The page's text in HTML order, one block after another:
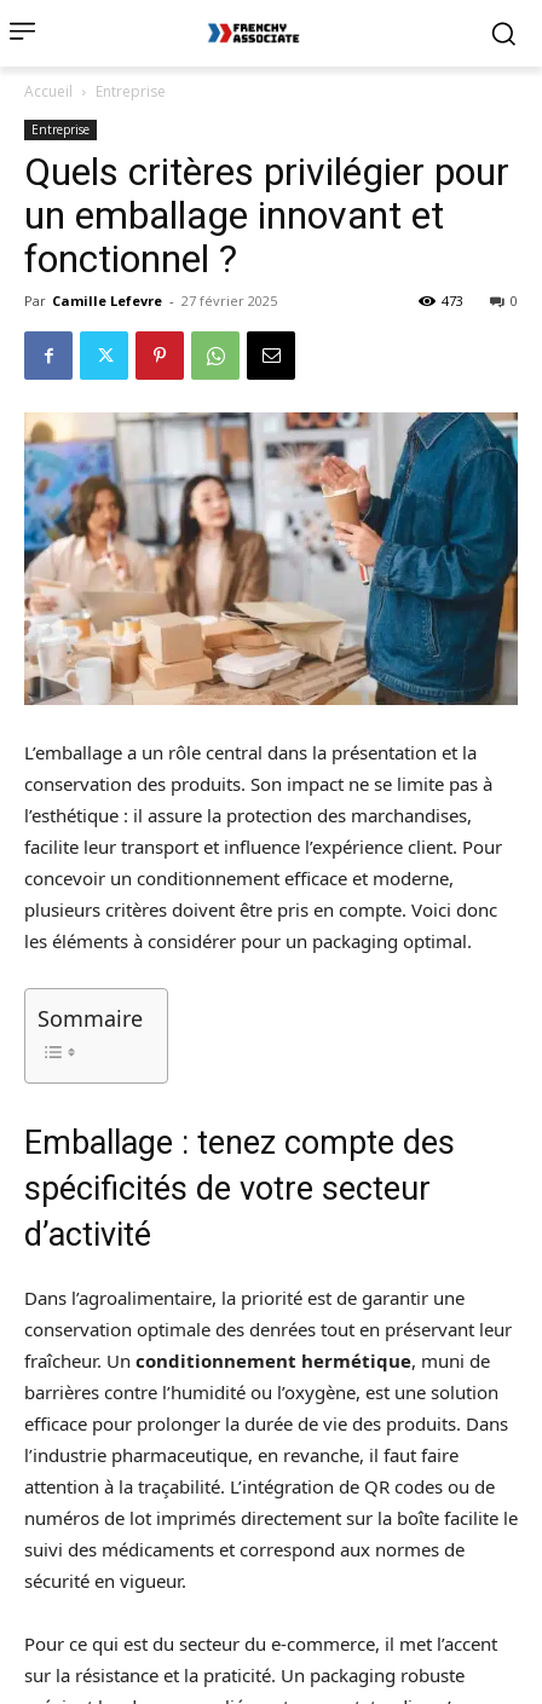
Accueil Entreprise
Entreprise
Quels critères privilégier pour
un emballage innovant et
fonctionnel ?
Par Camille Lefevre - 27 février 2025 0
473
L’emballage a un rôle central dans la présentation et la
conservation des produits. Son impact ne se limite pas à
l’esthétique : il assure la protection des marchandises,
facilite leur transport et influence l’expérience client. Pour
concevoir un conditionnement efficace et moderne,
plusieurs critères doivent être pris en compte. Voici donc
les éléments à considérer pour un packaging optimal.
Sommaire
Emballage : tenez compte des
spécificités de votre secteur
d’activité
Dans l’agroalimentaire, la priorité est de garantir une
conservation optimale des denrées tout en préservant leur
fraîcheur. Un conditionnement hermétique, muni de
barrières contre l’humidité ou l’oxygène, est une solution
efficace pour prolonger la durée de vie des produits. Dans
l’industrie pharmaceutique, en revanche, il faut faire
attention à la traçabilité. L’intégration de QR codes ou de
numéros de lot imprimés directement sur la boîte facilite le
suivi des médicaments et correspond aux normes de
sécurité en vigueur.
Pour ce qui est du secteur du e-commerce, il met l’accent
sur la résistance et la praticité. Un packaging robuste